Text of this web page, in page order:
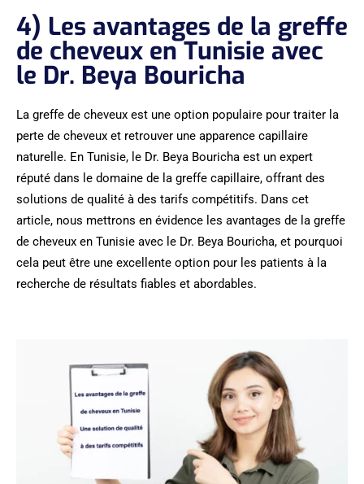
4) Les avantages de la greffe
de cheveux en Tunisie avec
le Dr. Beya Bouricha
La greffe de cheveux est une option populaire pour traiter la
perte de cheveux et retrouver une apparence capillaire
naturelle. En Tunisie, le Dr. Beya Bouricha est un expert
réputé dans le domaine de la greffe capillaire, offrant des
solutions de qualité à des tarifs compétitifs. Dans cet
article, nous mettrons en évidence les avantages de la greffe
de cheveux en Tunisie avec le Dr. Beya Bouricha, et pourquoi
cela peut être une excellente option pour les patients à la
recherche de résultats fiables et abordables.